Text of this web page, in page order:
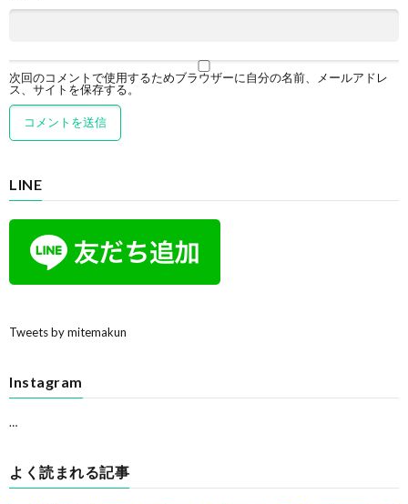
次回のコメントで使用するためブラウザーに自分の名前、メールアドレ
ス、サイトを保存する。
LINE
Tweets by mitemakun
Instagram
…
よく読まれる記事